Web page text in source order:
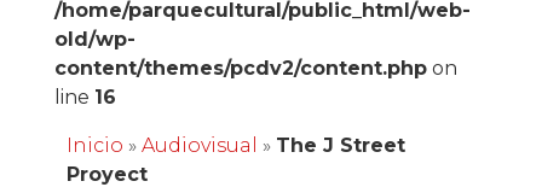
/home/parquecultural/public_html/web-
old/wp-
content/themes/pcdv2/content.phpon
line 16
Inicio » Audiovisual » The J Street
Proyect